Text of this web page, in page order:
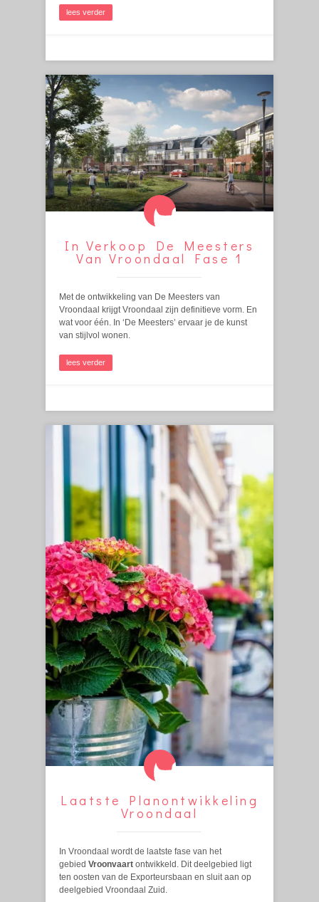
lees verder
In Verkoop De Meesters
Van Vroondaal Fase 1
Met de ontwikkeling van De Meesters van
Vroondaal krijgt Vroondaal zijn definitieve vorm. En
wat voor één. In ‘De Meesters’ ervaar je de kunst
van stijlvol wonen.
lees verder
Laatste Planontwikkeling
Vroondaal
In Vroondaal wordt de laatste fase van het
gebied Vroonvaart ontwikkeld. Dit deelgebied ligt
ten oosten van de Exporteursbaan en sluit aan op
deelgebied Vroondaal Zuid.